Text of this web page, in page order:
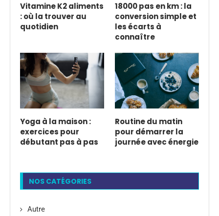
Vitamine K2 aliments
: où la trouver au
quotidien
18000 pas en km : la
conversion simple et
les écarts à
connaître
Yoga à la maison :
exercices pour
débutant pas à pas
Routine du matin
pour démarrer la
journée avec énergie
NOS CATÉGORIES
Autre